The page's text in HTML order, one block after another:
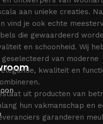
aan unieke creaties.
vind je ook echte
die gewaardeerd
en schoonheid. Wij
van moderne
kwaliteit en
uit producten van
hun vakmanschap en
garanderen